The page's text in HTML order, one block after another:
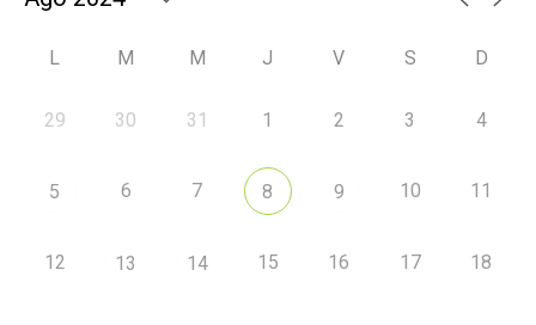
L M M J V S D
29 30 31 1 2 3 4
5 6 7 8 9 10 11
12 13 14 15 16 17 18